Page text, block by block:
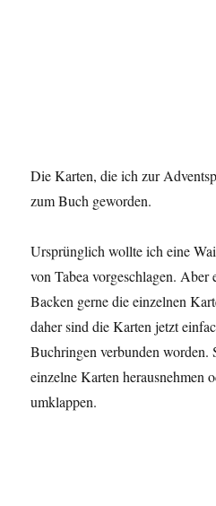
Die Karten, die ich zur
zum Buch geworden.
Ursprünglich wollte ich eine
von Tabea vorgeschlagen.
Backen gerne die einzelnen
daher sind die Karten jetzt
Buchringen verbunden worden.
einzelne Karten herausnehmen
umklappen.